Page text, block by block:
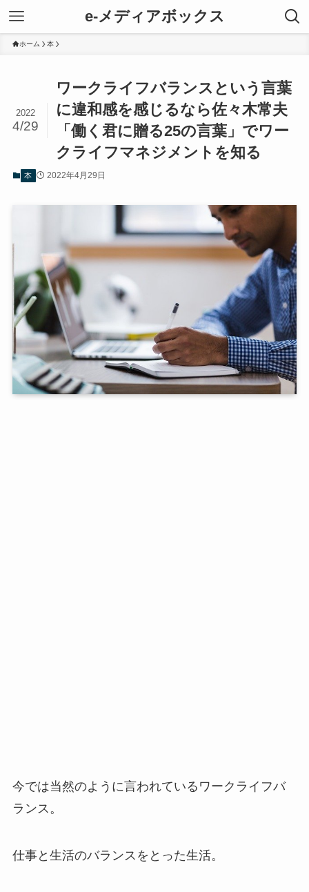
e-メディアボックス
ホーム 本
ワークライフバランスという言葉
に違和感を感じるなら佐々木常夫
「働く君に贈る25の言葉」でワー
クライフマネジメントを知る
2022
4/29
本 2022年4月29日
今では当然のように言われているワークライフバ
ランス。
仕事と生活のバランスをとった生活。